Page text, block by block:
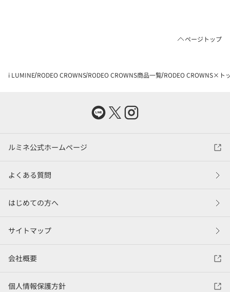
ページトップ
i LUMINE RODEO CROWNS RODEO CROWNS商品一覧 RODEO CROWNS×ト
ルミネ公式ホームページ
よくある質問
はじめての方へ
サイトマップ
会社概要
個人情報保護方針